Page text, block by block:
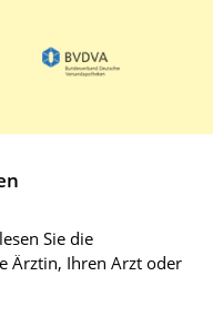
Sie die
Ärztin, Ihren Arzt oder